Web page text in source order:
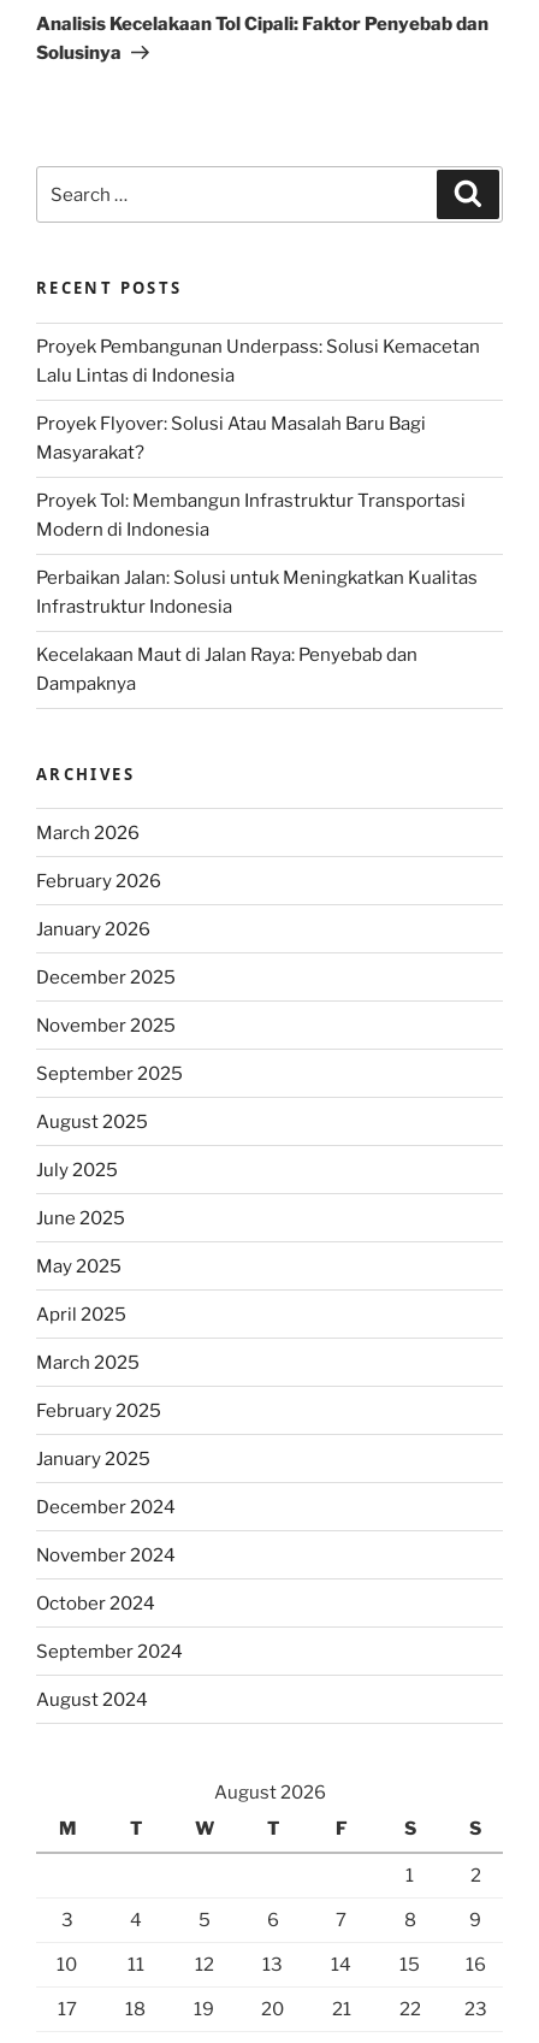
Post
Analisis Kecelakaan Tol Cipali: Faktor Penyebab dan
Solusinya
for:
RECENT POSTS
Proyek Pembangunan Underpass: Solusi Kemacetan
Lalu Lintas di Indonesia
Proyek Flyover: Solusi Atau Masalah Baru Bagi
Masyarakat?
Proyek Tol: Membangun Infrastruktur Transportasi
Modern di Indonesia
Perbaikan Jalan: Solusi untuk Meningkatkan Kualitas
Infrastruktur Indonesia
Kecelakaan Maut di Jalan Raya: Penyebab dan
Dampaknya
ARCHIVES
March 2026
February 2026
January 2026
December 2025
November 2025
September 2025
August 2025
July 2025
June 2025
May 2025
April 2025
March 2025
February 2025
January 2025
December 2024
November 2024
October 2024
September 2024
August 2024
August 2026
M
T W T F S S
1 2
3 4 5 6 7 8 9
10 11 12 13 14 15 16
17 18 19 20 21 22 23